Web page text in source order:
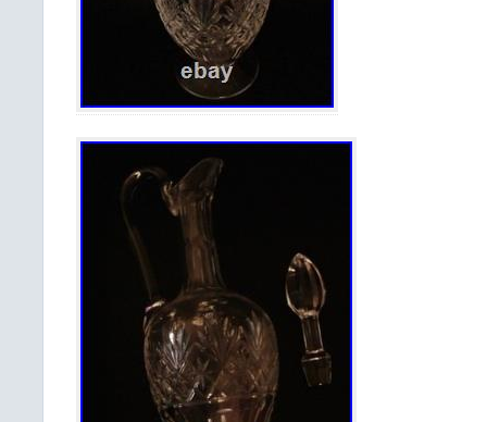
Mondial Relay et La Poste. Le choix
est décidé en fonction des articles
suivi et une protection judicieuse
produits. VENTE ET LIVRAISON
Le prix réel pourrait être supérieur
Une fois les enchères remportées,
l’envoi de la facture avant
Transportation carrier is choose
to assure a good tracking and the